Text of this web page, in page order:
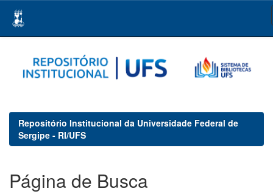
navigation
Repositório Institucional da Universidade Federal de
Sergipe - RI/UFS
Página de Busca